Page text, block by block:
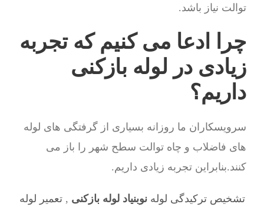
توالت نیاز باشد.
چرا ادعا می کنیم که تجربه
زیادی در لوله بازکنی
داریم؟
سرویسکاران ما روزانه بسیاری از گرفتگی های لوله
های فاضلاب و چاه توالت سطح شهر را باز می
کنند.بنابراین تجربه زیادی داریم.
تشخیص ترکیدگی لولهنوبنیاد لوله بازکنی ,تعمیر لوله